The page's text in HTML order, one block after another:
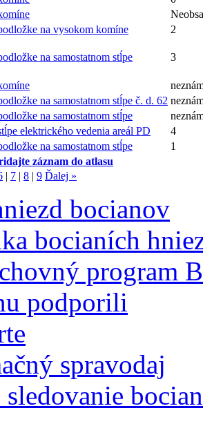
na vysokom komíne 2
na samostatnom stĺpe 3
na samostatnom stĺpe č. d. 62
na samostatnom stĺpe
elektrického vedenia areál PD
4
na samostatnom stĺpe
1
záznam do atlasu
| 7 | 8 | 9 Ďalej »
bocianov
bocianích
program
podporili
spravodaj